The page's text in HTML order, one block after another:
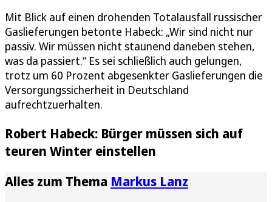
Mit Blick auf einen drohenden Totalausfall russischer
Gaslieferungen betonte Habeck: „Wir sind nicht nur
passiv. Wir müssen nicht staunend daneben stehen,
was da passiert.“ Es sei schließlich auch gelungen,
trotz um 60 Prozent abgesenkter Gaslieferungen die
Versorgungssicherheit in Deutschland
aufrechtzuerhalten.
Robert Habeck: Bürger müssen sich auf
teuren Winter einstellen
Alles zum Thema Markus Lanz